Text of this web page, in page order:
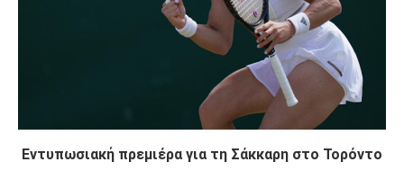
Εντυπωσιακή πρεμιέρα για τη Σάκκαρη στο Τορόντο